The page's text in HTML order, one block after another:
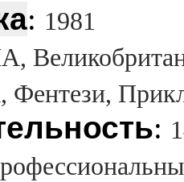
: 1981
Фентези,
: